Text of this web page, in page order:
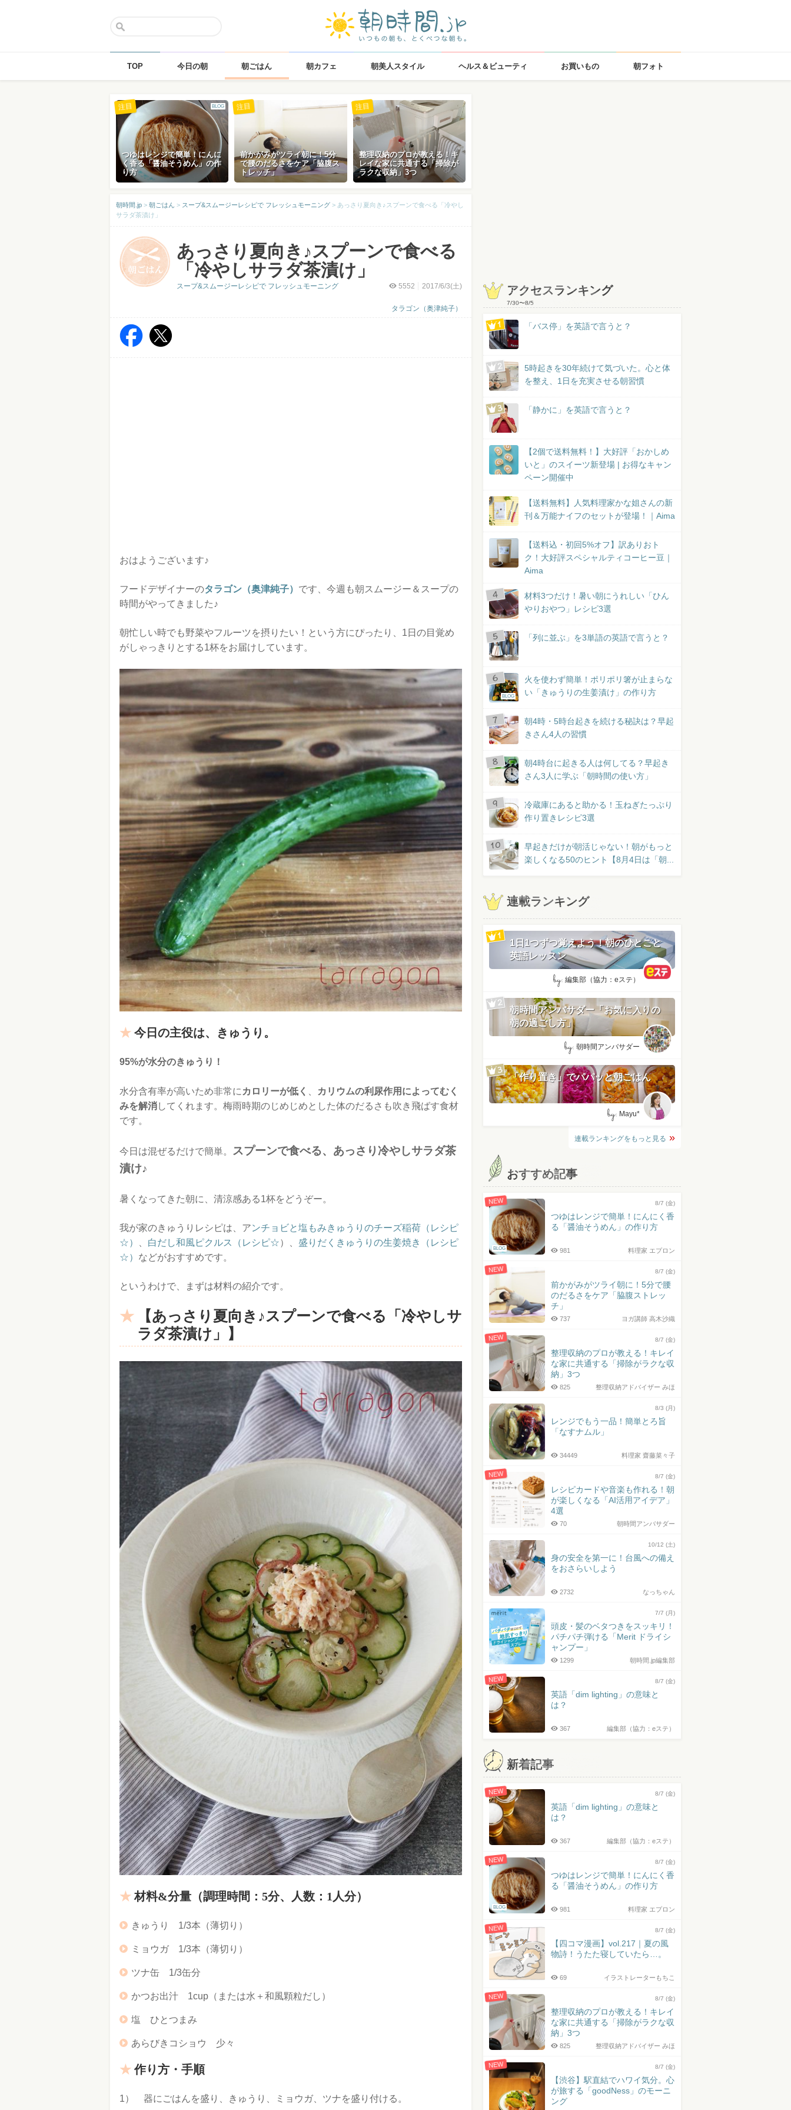
TOP 今日の朝 朝ごはん 朝カフェ 朝美人スタイル ヘルス＆ビューティ お買いもの 朝フォト
BLOG
つゆはレンジで簡単！にんに
く香る「醤油そうめん」の作
り方
注目
前かがみがツライ朝に！5分
で腰のだるさをケア「脇腹ス
トレッチ」
注目
整理収納のプロが教える！キ
レイな家に共通する「掃除が
ラクな収納」3つ
注目
朝時間.jp > 朝ごはん > スープ&スムージーレシピで フレッシュモーニング > あっさり夏向き♪スプーンで食べる「冷やし
サラダ茶漬け」
あっさり夏向き♪スプーンで食べる
「冷やしサラダ茶漬け」
5552 2017/6/3(土)
タラゴン（奥津純子）
スープ&スムージーレシピで フレッシュモーニング
おはようございます♪
フードデザイナーのタラゴン（奥津純子） です、今週も朝スムージー＆スープの
時間がやってきました♪
朝忙しい時でも野菜やフルーツを摂りたい！という方にぴったり、1日の目覚め
がしゃっきりとする1杯をお届けしています。
今日の主役は、きゅうり。
95%が水分のきゅうり！
水分含有率が高いため非常に カロリーが低く
カリウムの利尿作用によってむく
みを解消してくれます。梅雨時期のじめじめとした体のだるさも吹き飛ばす食材
です。
今日は混ぜるだけで簡単。
スプーンで食べる、あっさり冷やしサラダ茶
漬け♪
暑くなってきた朝に、清涼感ある1杯をどうぞー。
我が家のきゅうりレシピは、アンチョビと塩もみきゅうりのチーズ稲荷（レシピ
☆）
白だし和風ピクルス（レシピ☆）、 盛りだくきゅうりの生姜焼き（レシピ
☆） などがおすすめです。
というわけで、まずは材料の紹介です。
【あっさり夏向き♪スプーンで食べる「冷やしサ
ラダ茶漬け」】
材料&分量（調理時間：5分、 人数：1人分）
きゅうり 1/3本（薄切り）
ミョウガ 1/3本（薄切り）
ツナ缶 1/3缶分
かつお出汁 1cup（または水＋和風顆粒だし）
塩 ひとつまみ
あらびきコショウ 少々
作り方・手順
1） 器にごはんを盛り、きゅうり、ミョウガ、ツナを盛り付ける。
アクセスランキング
7/30〜8/5
「バス停」を英語で言うと？
5時起きを30年続けて気づいた。心と体
を整え、1日を充実させる朝習慣
「静かに」を英語で言うと？
【2個で送料無料！】大好評「おかしめ
いと」のスイーツ新登場 | お得なキャン
ペーン開催中
【送料無料】人気料理家かな姐さんの新
刊＆万能ナイフのセットが登場！｜Aima
【送料込・初回5%オフ】訳ありおト
ク！大好評スペシャルティコーヒー豆｜
Aima
材料3つだけ！暑い朝にうれしい「ひん
やりおやつ」レシピ3選
「列に並ぶ」を3単語の英語で言うと？
BLOG
火を使わず簡単！ポリポリ箸が止まらな
い「きゅうりの生姜漬け」の作り方
朝4時・5時台起きを続ける秘訣は？早起
きさん4人の習慣
朝4時台に起きる人は何してる？早起き
さん3人に学ぶ「朝時間の使い方」
冷蔵庫にあると助かる！玉ねぎたっぷり
作り置きレシピ3選
早起きだけが朝活じゃない！朝がもっと
楽しくなる50のヒント【8月4日は「朝...
連載ランキング
1日1つずつ覚えよう！朝のひとこと
英語レッスン
by: 編集部（協力：eステ）
朝時間アンバサダー「お気に入りの
朝の過ごし方」
by: 朝時間アンバサダー
「作り置き」でパパッと朝ごはん
by: Mayu*
連載ランキングをもっと見る
おすすめ記事
NEW
BLOG
8/7 (金)
つゆはレンジで簡単！にんにく香
る「醤油そうめん」の作り方
料理家 エプロン
981
NEW 8/7 (金)
前かがみがツライ朝に！5分で腰
のだるさをケア「脇腹ストレッ
チ」
ヨガ講師 高木沙織
737
NEW 8/7 (金)
整理収納のプロが教える！キレイ
な家に共通する「掃除がラクな収
納」3つ
整理収納アドバイザー みほ
825
8/3 (月)
レンジでもう一品！簡単とろ旨
「なすナムル」
料理家 齋藤菜々子
34449
NEW 8/7 (金)
レシピカードや音楽も作れる！朝
が楽しくなる「AI活用アイデア」
4選
朝時間アンバサダー
70
10/12 (土)
身の安全を第一に！台風への備え
をおさらいしよう
なっちゃん
2732
7/7 (月)
頭皮・髪のベタつきをスッキリ！
パチパチ弾ける「Merit ドライシ
ャンプー」
朝時間.jp編集部
1299
NEW 8/7 (金)
英語「dim lighting」の意味と
は？
編集部（協力：eステ）
367
新着記事
NEW 8/7 (金)
英語「dim lighting」の意味と
は？
編集部（協力：eステ）
367
NEW
BLOG
8/7 (金)
つゆはレンジで簡単！にんにく香
る「醤油そうめん」の作り方
料理家 エプロン
981
NEW 8/7 (金)
【四コマ漫画】vol.217｜夏の風
物詩！うたた寝していたら…。
イラストレーターもちこ
69
NEW 8/7 (金)
整理収納のプロが教える！キレイ
な家に共通する「掃除がラクな収
納」3つ
整理収納アドバイザー みほ
825
NEW 8/7 (金)
【渋谷】駅直結でハワイ気分。心
が旅する「goodNess」のモーニ
ング